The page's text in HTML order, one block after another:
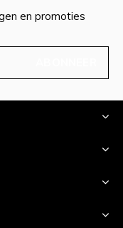
en promoties